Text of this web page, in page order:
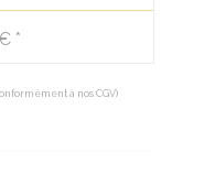
*
à nos CGV)